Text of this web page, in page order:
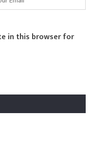
in this browser for